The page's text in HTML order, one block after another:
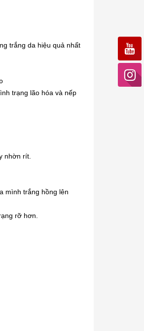
trắng da hiệu quả nhất
trạng lão hóa và nếp
nhờn rít.
mình trắng hồng lên
rỡ hơn.